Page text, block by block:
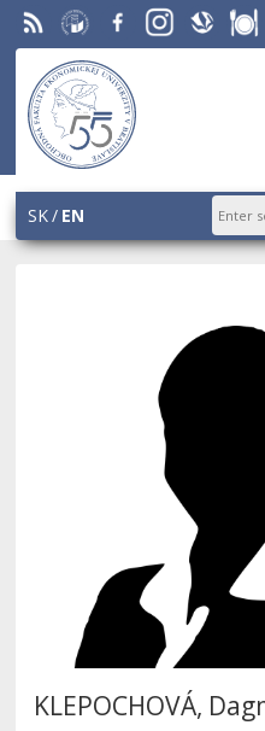
RSS University
of
Economics
in
Bratislava
FacebookInstagram
Slovak
SK EN
KLEPOCHOVÁ,